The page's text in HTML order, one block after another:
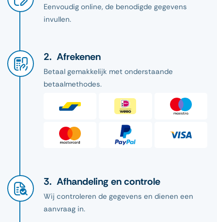
Eenvoudig online, de benodigde gegevens
invullen.
Afrekenen
Betaal gemakkelijk met onderstaande
betaalmethodes.
Afhandeling en controle
Wij controleren de gegevens en dienen een
aanvraag in.